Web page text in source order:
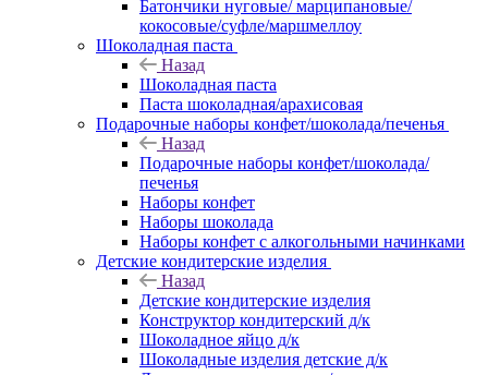
Батончики нуговые/ марципановые/
кокосовые/суфле/маршмеллоу
Шоколадная паста
Назад
Шоколадная паста
Паста шоколадная/арахисовая
Подарочные наборы конфет/шоколада/печенья
Назад
Подарочные наборы конфет/шоколада/
печенья
Наборы конфет
Наборы шоколада
Наборы конфет с алкогольными начинками
Детские кондитерские изделия
Назад
Детские кондитерские изделия
Конструктор кондитерский д/к
Шоколадное яйцо д/к
Шоколадные изделия детские д/к